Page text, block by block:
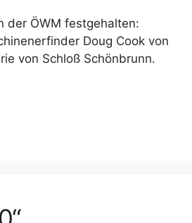
der ÖWM festgehalten:
Doug Cook von
von Schloß Schönbrunn.